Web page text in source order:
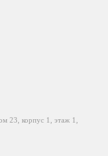
23, корпус 1, этаж 1,